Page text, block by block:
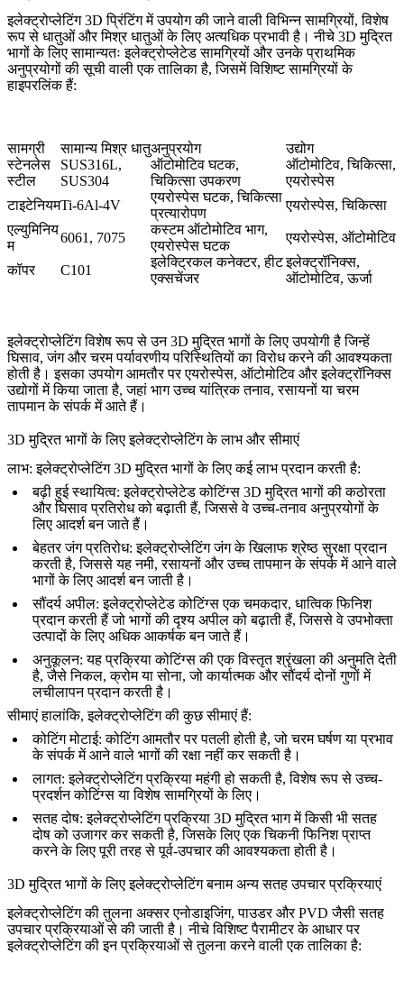
इलेक्ट्रोप्लेटिंग 3D प्रिंटिंग में उपयोग की जाने वाली विभिन्न सामग्रियों, विशेष
रूप से धातुओं और मिश्र धातुओं के लिए अत्यधिक प्रभावी है। नीचे 3D मुद्रित
भागों के लिए सामान्यतः इलेक्ट्रोप्लेटेड सामग्रियों और उनके प्राथमिक
अनुप्रयोगों की सूची वाली एक तालिका है, जिसमें विशिष्ट सामग्रियों के
हाइपरलिंक हैं:
सामग्री सामान्य मिश्र धातुअनुप्रयोग
उद्योग
स्टेनलेस
स्टील
SUS316L,
SUS304
ऑटोमोटिव घटक,
चिकित्सा उपकरण
ऑटोमोटिव, चिकित्सा,
एयरोस्पेस
टाइटेनियमTi-6Al-4V
एयरोस्पेस घटक, चिकित्सा
प्रत्यारोपण
एयरोस्पेस, चिकित्सा
एल्युमिनिय
म
6061 , 7075
कस्टम ऑटोमोटिव भाग,
एयरोस्पेस घटक
एयरोस्पेस, ऑटोमोटिव
कॉपर C101
इलेक्ट्रिकल कनेक्टर, हीट
एक्सचेंजर
इलेक्ट्रॉनिक्स,
ऑटोमोटिव, ऊर्जा
इलेक्ट्रोप्लेटिंग विशेष रूप से उन 3D मुद्रित भागों के लिए उपयोगी है जिन्हें
घिसाव, जंग और चरम पर्यावरणीय परिस्थितियों का विरोध करने की आवश्यकता
होती है। इसका उपयोग आमतौर पर एयरोस्पेस, ऑटोमोटिव और इलेक्ट्रॉनिक्स
उद्योगों में किया जाता है, जहां भाग उच्च यांत्रिक तनाव, रसायनों या चरम
तापमान के संपर्क में आते हैं।
3D मुद्रित भागों के लिए इलेक्ट्रोप्लेटिंग के लाभ और सीमाएं
लाभ: इलेक्ट्रोप्लेटिंग 3D मुद्रित भागों के लिए कई लाभ प्रदान करती है:
बढ़ी हुई स्थायित्व: इलेक्ट्रोप्लेटेड कोटिंग्स 3D मुद्रित भागों की कठोरता
और घिसाव प्रतिरोध को बढ़ाती हैं, जिससे वे उच्च-तनाव अनुप्रयोगों के
लिए आदर्श बन जाते हैं।
बेहतर जंग प्रतिरोध: इलेक्ट्रोप्लेटिंग जंग के खिलाफ श्रेष्ठ सुरक्षा प्रदान
करती है, जिससे यह नमी, रसायनों और उच्च तापमान के संपर्क में आने वाले
भागों के लिए आदर्श बन जाती है।
सौंदर्य अपील: इलेक्ट्रोप्लेटेड कोटिंग्स एक चमकदार, धात्विक फिनिश
प्रदान करती हैं जो भागों की दृश्य अपील को बढ़ाती हैं, जिससे वे उपभोक्ता
उत्पादों के लिए अधिक आकर्षक बन जाते हैं।
अनुकूलन: यह प्रक्रिया कोटिंग्स की एक विस्तृत श्रृंखला की अनुमति देती
है, जैसे निकल, क्रोम या सोना, जो कार्यात्मक और सौंदर्य दोनों गुणों में
लचीलापन प्रदान करती है।
सीमाएंहालांकि, इलेक्ट्रोप्लेटिंग की कुछ सीमाएं हैं:
कोटिंग मोटाई: कोटिंग आमतौर पर पतली होती है, जो चरम घर्षण या प्रभाव
के संपर्क में आने वाले भागों की रक्षा नहीं कर सकती है।
लागत: इलेक्ट्रोप्लेटिंग प्रक्रिया महंगी हो सकती है, विशेष रूप से उच्च-
प्रदर्शन कोटिंग्स या विशेष सामग्रियों के लिए।
सतह दोष: इलेक्ट्रोप्लेटिंग प्रक्रिया 3D मुद्रित भाग में किसी भी सतह
दोष को उजागर कर सकती है, जिसके लिए एक चिकनी फिनिश प्राप्त
करने के लिए पूरी तरह से पूर्व-उपचार की आवश्यकता होती है।
3D मुद्रित भागों के लिए इलेक्ट्रोप्लेटिंग बनाम अन्य सतह उपचार प्रक्रियाएं
इलेक्ट्रोप्लेटिंग की तुलना अक्सर एनोडाइजिंग, पाउडर और PVD जैसी सतह
उपचार प्रक्रियाओं से की जाती है। नीचे विशिष्ट पैरामीटर के आधार पर
इलेक्ट्रोप्लेटिंग की इन प्रक्रियाओं से तुलना करने वाली एक तालिका है: